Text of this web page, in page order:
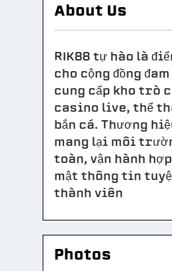
About Us
RIK88 tự hào là
cho cộng đồng
cung cấp kho trò
casino live, thể
bắn cá. Thương
mang lại môi
toàn, vận hành
mật thông tin
thành viên
Photos